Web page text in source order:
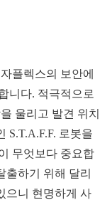
플렉스의 보안에
니다. 적극적으로
울리고 발견 위치
S.T.A.F.F. 로봇을
무엇보다 중요합
출하기 위해 달리
으니 현명하게 사